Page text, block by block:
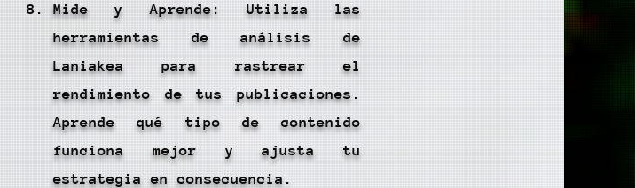
Mide y Aprende: Utiliza las
herramientas de análisis de
Laniakea para rastrear el
rendimiento de tus publicaciones.
Aprende qué tipo de contenido
funciona mejor y ajusta tu
estrategia en consecuencia.